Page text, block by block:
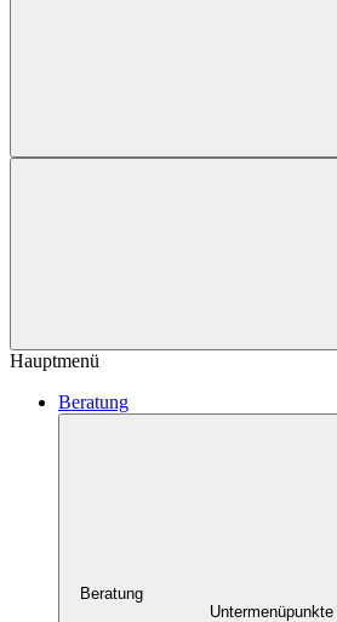
Hauptmenü
Beratung
Beratung